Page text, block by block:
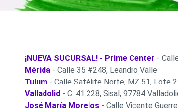
¡NUEVA SUCURSAL! - Prime Center -
Mérida - Calle 35 #248, Leandro Valle
Tulum - Calle Satélite Norte, MZ 51, Lote 2
Valladolid - C. 41 228, Sisal, 97784
José María Morelos - Calle Vicente